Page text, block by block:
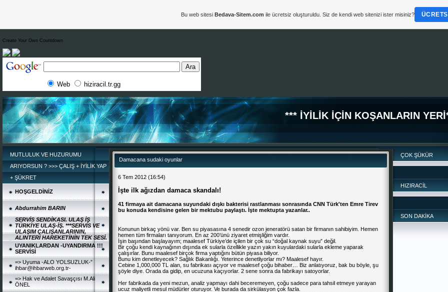
Create Your Own Countdown
Web hiziracil.tr.gg
*** İYİLİK İÇİN KOŞANLARIN
MUTLULUK VE HUZURUMU
ARIYORSUN ? >>> ÇALIŞ + İYİLİK YAP
+ ŞÜKRET
HOŞGELDİNİZ
Abdurrahim BARIN
SERVİS SENDİKASI. ULAŞ İŞ
TÜRKİYE ULAŞ-İŞ. ***SERVİS VE
ULAŞIM ÇALIŞANLARININ,
ALINTERİ HAREKETİNİN TEK SESİ.
UYANIKLARDAN -UYANDIRMA !!!
SERVİSİ
=> Uyuma -ALO YOLSUZLUK-”
ihbar@ihbarweb.org.tr-
=> Hak ve Adalet Savaşçısı M.Ali
ÖNEL
Damacana sudaki oyunlar
6 Tem 2012 (16:54)
İşte ilk ağızdan damaca skandalı!
41 firmaya ait damacana suyundaki dışkı bakterisi rastlanması sonrasında CNN Türk'ten Emre Tirev
bu konuda kendisine gelen bir mektubu paylaştı. İşte mektupta yazanlar..
Konunun birkaç yönü var. Ben su piyasasına 4 senedir ozon jeneratörü satan bir firmanın sahibiyim. Hemen
hemen tüm firmaları tanıyorum. En az 200’ünü ziyaret etmişliğim vardır.
İşin başından başlayayım; maalesef Türkiye’de içilen bir çok su “doğal kaynak suyu” değil.
Bir çoğu kendi kaynağının dışında ek sularla özellikle yazın yakın kuyulardaki sularla ekleme yaparak
çalışırlar. Bunu maalesef birçok firma yaptığını bütün piyasa biliyor.
Bunu kim denetleyecek? Sağlık Bakanlığı. Yeterince denetliyorlar mı? Maalesef hayır.
Cebine 1,000,000 TL alan, su fabrikası açıyor ve maalesef çoğu bihaber… Biz anlatıyoruz, bak bu böyle, şu
şöyle diye. Orada da gidip, en ucuzuna kaçıyorlar. 2 sene sonra da fabrikayı satoyorlar.
Her fabrikada da yeni mezun, analiz yapmayı dahi beceremeyen, çoğu sadece para tahsil etmeye yarayan
ucuz maliyetli mesul müdürler oturuyor. Ve burada da sirkülasyon çok fazla.
ÇOK ŞÜKÜR
HIZIRACİL
SON DAKİKA
Bu web sitesi Bedava-Sitem.com ile ücretsiz oluşturuldu. Siz de kendi web sitenizi ister misiniz?